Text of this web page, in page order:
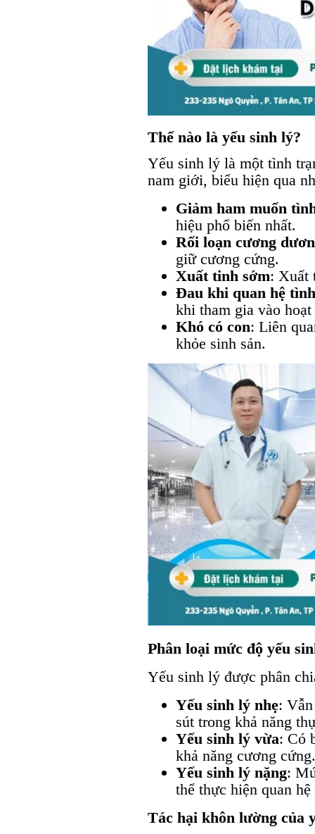
Thế nào là yếu sinh lý?
Yếu sinh lý là một tình
nam giới, biểu hiện qua
Giảm ham muốn
hiệu phổ biến nhất.
Rối loạn cương
giữ cương cứng.
Xuất tinh sớm: Xuất
Đau khi quan hệ
khi tham gia vào
Khó có con: Liên
khỏe sinh sản.
Phân loại mức độ yếu
Yếu sinh lý được phân
Yếu sinh lý nhẹ:
sút trong khả năng
Yếu sinh lý vừa: Có
khả năng cương cứng.
Yếu sinh lý nặng:
thể thực hiện quan
Tác hại khôn lường của